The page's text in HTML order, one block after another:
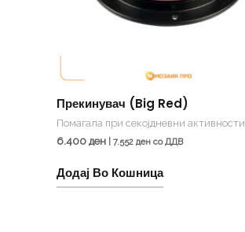
Прекинувач (Big Red)
Помагала при секојдневни активности
6.400ден 7.552 ден со ДДВ
Додај Во Кошница